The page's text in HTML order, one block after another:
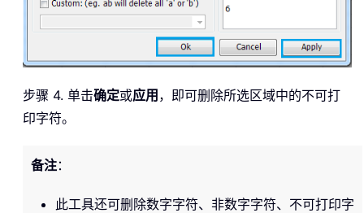
步骤 4. 单击确定或应用，即可删除所选区域中的不可打
印字符。
备注：
此工具还可删除数字字符、非数字字符、不可打印字